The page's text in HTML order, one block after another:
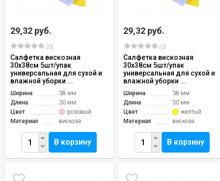
29,32 руб.
(0)
Салфетка вискозная
30х38см 5шт/упак
универсальная для сухой и
влажной уборки ...
Ширина
38 мм
Длина
30 мм
Цвет
розовый
Материал
вискоза
В корзину
29,32 руб.
(0)
Салфетка вискозная
30х38см 5шт/упак
универсальная для сухой и
влажной уборки ...
Ширина
38 мм
Длина
30 мм
Цвет
желтый
Материал
вискоза
В корзину